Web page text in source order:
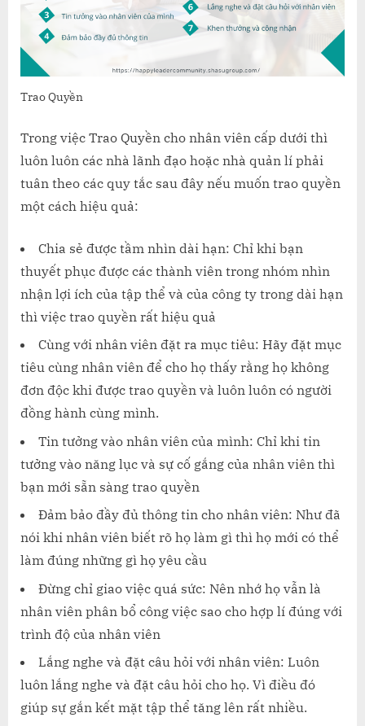
Trao Quyền
Trong việc Trao Quyền cho nhân viên cấp dưới thì
luôn luôn các nhà lãnh đạo hoặc nhà quản lí phải
tuân theo các quy tắc sau đây nếu muốn trao quyền
một cách hiệu quả:
Chia sẻ được tầm nhìn dài hạn: Chỉ khi bạn
thuyết phục được các thành viên trong nhóm nhìn
nhận lợi ích của tập thể và của công ty trong dài hạn
thì việc trao quyền rất hiệu quả
Cùng với nhân viên đặt ra mục tiêu: Hãy đặt mục
tiêu cùng nhân viên để cho họ thấy rằng họ không
đơn độc khi được trao quyền và luôn luôn có người
đồng hành cùng mình.
Tin tưởng vào nhân viên của mình: Chỉ khi tin
tưởng vào năng lục và sự cố gắng của nhân viên thì
bạn mới sẵn sàng trao quyền
Đảm bảo đầy đủ thông tin cho nhân viên: Như đã
nói khi nhân viên biết rõ họ làm gì thì họ mới có thể
làm đúng những gì họ yêu cầu
Đừng chỉ giao việc quá sức: Nên nhớ họ vẫn là
nhân viên phân bổ công việc sao cho hợp lí đúng với
trình độ của nhân viên
Lắng nghe và đặt câu hỏi với nhân viên: Luôn
luôn lắng nghe và đặt câu hỏi cho họ. Vì điều đó
giúp sự gắn kết mặt tập thể tăng lên rất nhiều.